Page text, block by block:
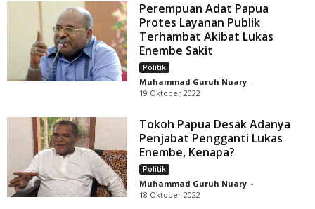
Perempuan Adat Papua
Protes Layanan Publik
Terhambat Akibat Lukas
Enembe Sakit
Politik
Muhammad Guruh Nuary -
19 Oktober 2022
Tokoh Papua Desak Adanya
Penjabat Pengganti Lukas
Enembe, Kenapa?
Politik
Muhammad Guruh Nuary -
18 Oktober 2022